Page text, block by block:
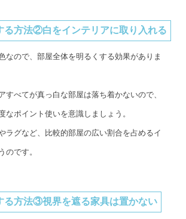
る方法②白をインテリアに取り入れる
なので、部屋全体を明るくする効果がありま
すべてが真っ白な部屋は落ち着かないので、
なポイント使いを意識しましょう。
ラグなど、比較的部屋の広い割合を占めるイ
のです。
る方法③視界を遮る家具は置かない